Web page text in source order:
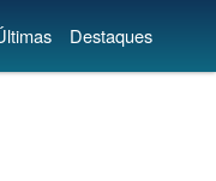
Destaques